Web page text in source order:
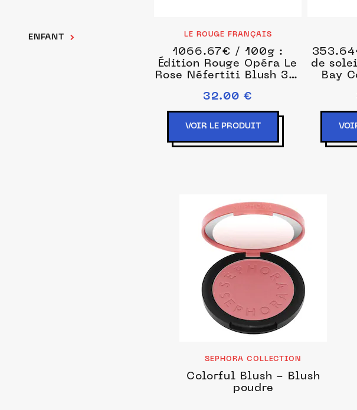
ENFANT LE ROUGE FRANÇAIS
1066.67€ / 100g :
Édition Rouge Opéra Le
Rose Néfertiti Blush 3 g
32.00 €
VOIR LE PRODUIT
de
Bay
SEPHORA COLLECTION
Colorful Blush - Blush
poudre